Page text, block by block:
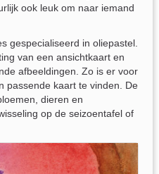
ook leuk om naar iemand
gespecialiseerd in oliepastel.
van een ansichtkaart en
afbeeldingen. Zo is er voor
passende kaart te vinden. De
dieren en
op de seizoentafel of